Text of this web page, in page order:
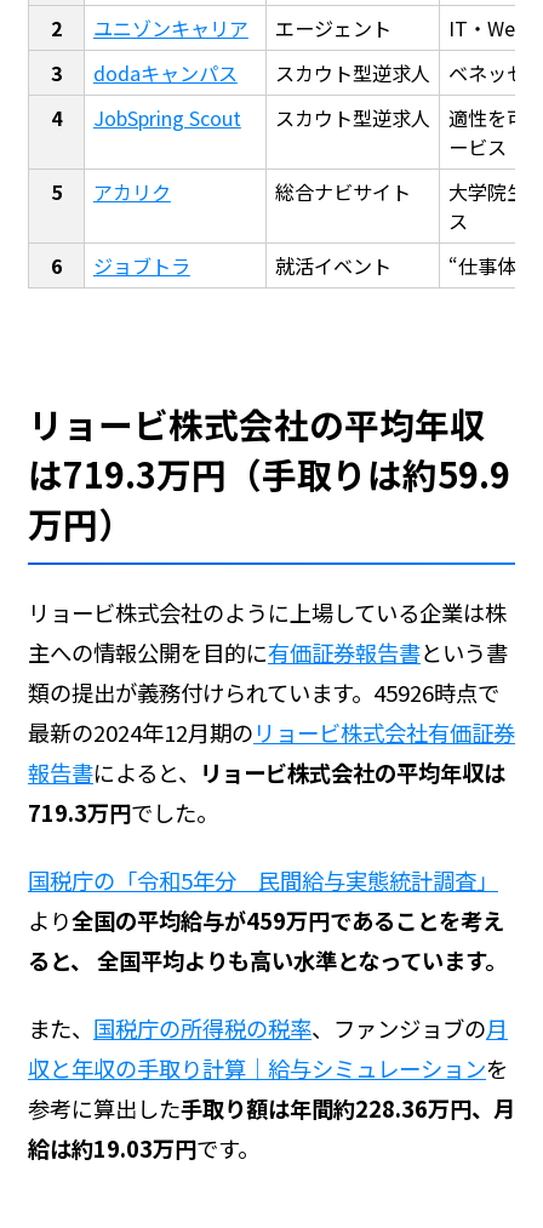
ユニゾンキャリア
エージェント
IT・Web
dodaキャンパス
スカウト型逆求人
ベネッセ
JobSpring Scout
スカウト型逆求人
適性を可
ービス
アカリク
総合ナビサイト
大学院生
ス
ジョブトラ
就活イベント “仕事体
リョービ株式会社の平均年収
は719.3万円（手取りは約59.9
万円）
リョービ株式会社のように上場している企業は株
主への情報公開を目的に有価証券報告書という書
類の提出が義務付けられています。45926時点で
最新の2024年12月期のリョービ株式会社有価証券
報告書によると、 リョービ株式会社の平均年収は
719.3万円でした。
国税庁の「令和5年分 民間給与実態統計調査」
より全国の平均給与が459万円であることを考え
ると、 全国平均よりも高い水準となっています。
また、 国税庁の所得税の税率、ファンジョブの月
収と年収の手取り計算｜給与シミュレーションを
参考に算出した手取り額は年間約228.36万円、月
給は約19.03万円です。